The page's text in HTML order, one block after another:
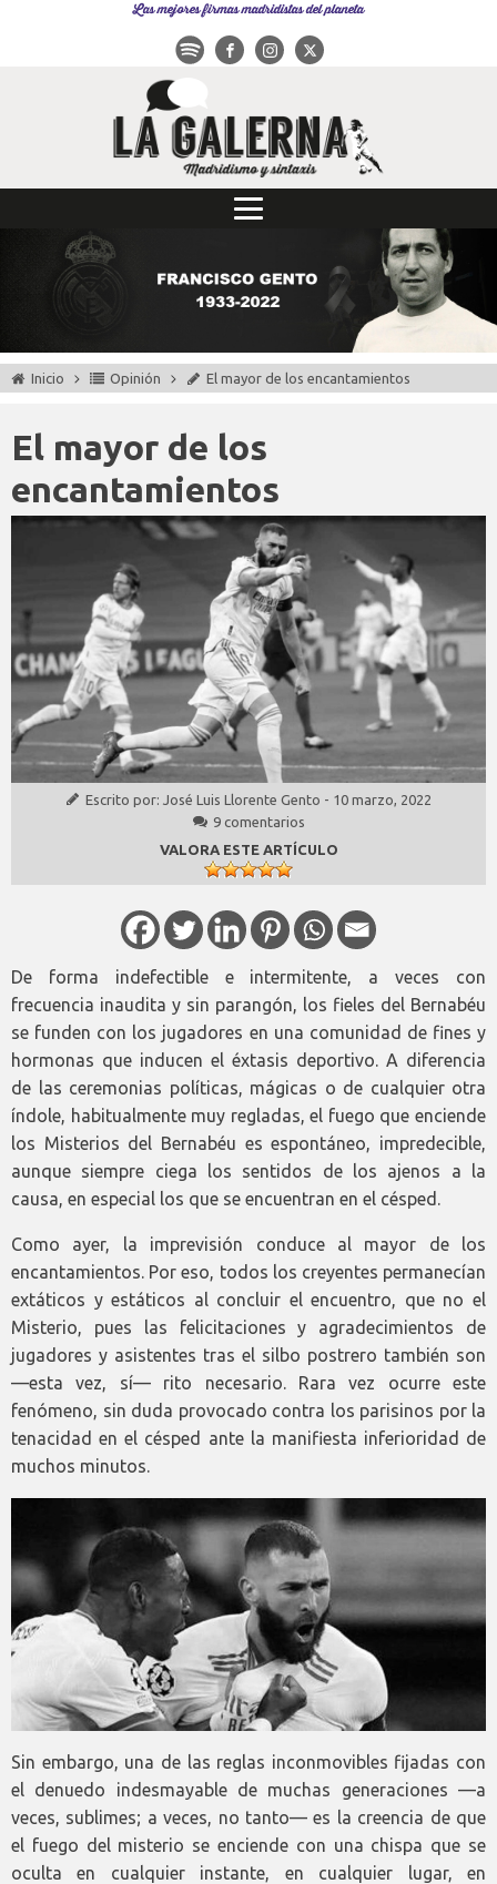
Las mejores firmas madridistas del planeta
Inicio Opinión El mayor de los encantamientos
El mayor de los
encantamientos
Escrito por: José Luis Llorente Gento - 10 marzo, 2022
9 comentarios
VALORA ESTE ARTÍCULO
De forma indefectible e intermitente, a veces con
frecuencia inaudita y sin parangón, los fieles del Bernabéu
se funden con los jugadores en una comunidad de fines y
hormonas que inducen el éxtasis deportivo. A diferencia
de las ceremonias políticas, mágicas o de cualquier otra
índole, habitualmente muy regladas, el fuego que enciende
los Misterios del Bernabéu es espontáneo, impredecible,
aunque siempre ciega los sentidos de los ajenos a la
causa, en especial los que se encuentran en el césped.
Como ayer, la imprevisión conduce al mayor de los
encantamientos. Por eso, todos los creyentes permanecían
extáticos y estáticos al concluir el encuentro, que no el
Misterio, pues las felicitaciones y agradecimientos de
jugadores y asistentes tras el silbo postrero también son
—esta vez, sí— rito necesario. Rara vez ocurre este
fenómeno, sin duda provocado contra los parisinos por la
tenacidad en el césped ante la manifiesta inferioridad de
muchos minutos.
Sin embargo, una de las reglas inconmovibles fijadas con
el denuedo indesmayable de muchas generaciones —a
veces, sublimes; a veces, no tanto— es la creencia de que
el fuego del misterio se enciende con una chispa que se
oculta en cualquier instante, en cualquier lugar, en